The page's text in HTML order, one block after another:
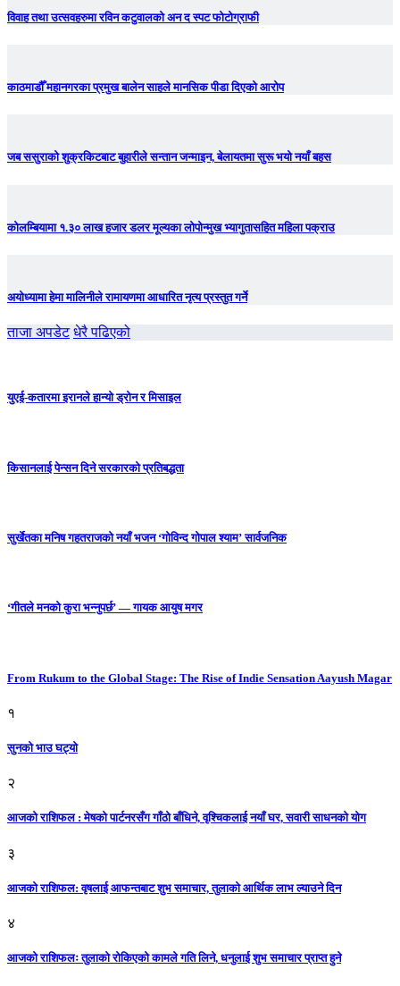
विवाह तथा उत्सवहरुमा रविन कटुवालको अन द स्पट फोटोग्राफी
काठमाडौँ महानगरका प्रमुख बालेन साहले मानसिक पीडा दिएको आरोप
जब ससुराको शुक्रकिटबाट बुहारीले सन्तान जन्माइन, बेलायतमा सुरू भयो नयाँ बहस
कोलम्बियामा १.३० लाख हजार डलर मूल्यका लोपोन्मुख भ्यागुतासहित महिला पक्राउ
अयोध्यामा हेमा मालिनीले रामायणमा आधारित नृत्य प्रस्तुत गर्ने
ताजा अपडेट धेरै पढिएको
युएई-कतारमा इरानले हान्यो ड्रोन र मिसाइल
किसानलाई पेन्सन दिने सरकारको प्रतिबद्धता
सुर्खेतका मनिष गहतराजको नयाँ भजन ‘गोविन्द गोपाल श्याम’ सार्वजनिक
‘गीतले मनको कुरा भन्नुपर्छ’ — गायक आयुष मगर
From Rukum to the Global Stage: The Rise of Indie Sensation Aayush Magar
१
सुनको भाउ घट्याे
२
आजको राशिफल : मेषको पार्टनरसँग गाँठो बाँधिने, वृश्चिकलाई नयाँ घर, सवारी साधनकाे याेग
३
आजकाे राशिफल: वृषलाई आफन्तबाट शुभ समाचार, तुलाकाे आर्थिक लाभ ल्याउने दिन
४
आजको राशिफलः तुलाकाे रोकिएको कामले गति लिने, धनुलाई शुभ समाचार प्राप्त हुने